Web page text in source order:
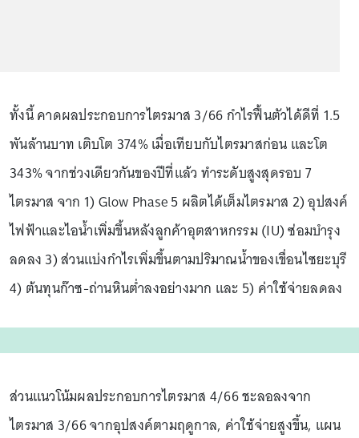
ทั้งนี้ คาดผลประกอบการไตรมาส 3/66 กำไรฟื้นตัวได้ดีที่ 1.5
พันล้านบาท เติบโต 374% เมื่อเทียบกับไตรมาสก่อน และโต
343% จากช่วงเดียวกันของปีที่แล้ว ทำระดับสูงสุดรอบ 7
ไตรมาส จาก 1) Glow Phase 5 ผลิตได้เต็มไตรมาส 2) อุปสงค์
ไฟฟ้าและไอน้ำเพิ่มขึ้นหลังลูกค้าอุตสาหกรรม (IU) ซ่อมบำรุง
ลดลง 3) ส่วนแบ่งกำไรเพิ่มขึ้นตามปริมาณน้ำของเขื่อนไซยะบุรี
4) ต้นทุนก๊าซ-ถ่านหินต่ำลงอย่างมาก และ 5) ค่าใช้จ่ายลดลง
ส่วนแนวโน้มผลประกอบการไตรมาส 4/66 ชะลอลงจาก
ไตรมาส 3/66 จากอุปสงค์ตามฤดูกาล, ค่าใช้จ่ายสูงขึ้น, แผน